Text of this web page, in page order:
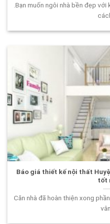
.Bạn muốn ngôi nhà bền đẹp
Báo giá thiết kế nội thất
tốt
Căn nhà đã hoàn thiện xong